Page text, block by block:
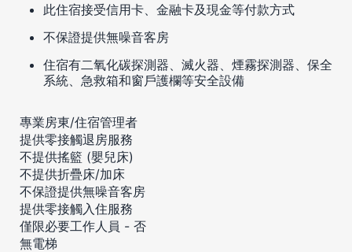
此住宿接受信用卡、金融卡及現金等付款方式
不保證提供無噪音客房
住宿有二氧化碳探測器、滅火器、煙霧探測器、保全
系統、急救箱和窗戶護欄等安全設備
專業房東/住宿管理者
提供零接觸退房服務
不提供搖籃 (嬰兒床)
不提供折疊床/加床
不保證提供無噪音客房
提供零接觸入住服務
僅限必要工作人員 - 否
無電梯